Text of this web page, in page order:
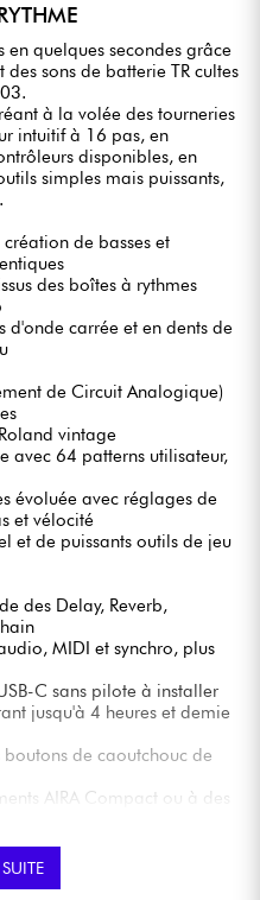
en quelques secondes grâce
sons de batterie TR cultes
à la volée des tourneries
intuitif à 16 pas, en
disponibles, en
simples mais puissants,
de basses et
des boîtes à rythmes
d'onde carrée et en dents de
de Circuit Analogique)
vintage
avec 64 patterns utilisateur,
évoluée avec réglages de
et vélocité
et de puissants outils de jeu
des Delay, Reverb,
MIDI et synchro, plus
C sans pilote à installer
jusqu'à 4 heures et demie
de caoutchouc de
AIRA Compact ou à des